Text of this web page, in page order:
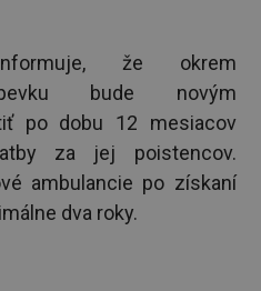
že okrem
bude novým
po dobu 12 mesiacov
za jej poistencov.
ambulancie po získaní
dva roky.